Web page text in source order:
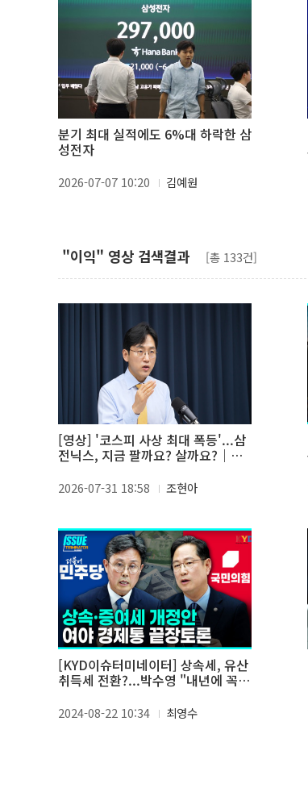
분기 최대 실적에도 6%대 하락한 삼
성전자
2026-07-07 10:20 김예원
"이익" 영상 검색결과 [총 133건]
[영상] '코스피 사상 최대 폭등'...삼
전닉스, 지금 팔까요? 살까요?｜피
2026-07-31 18:58 조현아
[KYD이슈터미네이터] 상속세, 유산
취득세 전환?...박수영 "내년에 꼭
2024-08-22 10:34 최영수